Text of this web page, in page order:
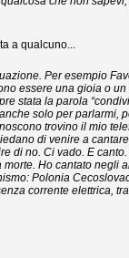
a qualcuno...
Per esempio
essere una gioia o
stata la parola
solo per parlarmi,
trovino il mio
di venire a
di no. Ci vado. E
Ho cantato negli
Polonia
corrente elettrica,